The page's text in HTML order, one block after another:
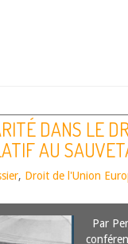
DANS LE
AU
, Droit de l'Union
Par